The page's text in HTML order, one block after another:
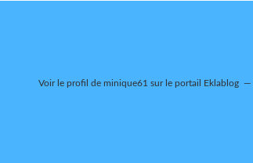
Voir le profil de minique61 sur le portail Eklablog